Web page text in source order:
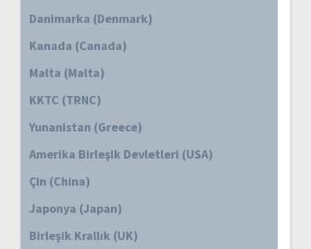
Danimarka (Denmark)
Kanada (Canada)
Malta (Malta)
KKTC (TRNC)
Yunanistan (Greece)
Amerika Birleşik Devletleri (USA)
Çin (China)
Japonya (Japan)
Birleşik Krallık (UK)